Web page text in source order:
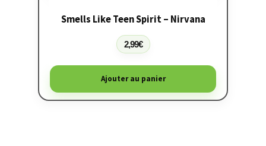
Smells Like Teen Spirit – Nirvana
2,99€
Ajouter au panier